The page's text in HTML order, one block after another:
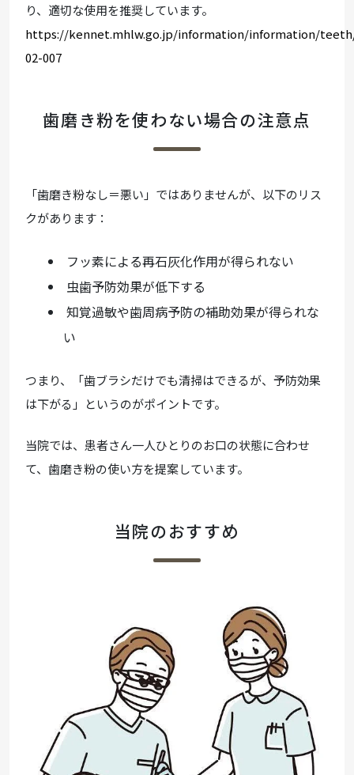
り、適切な使用を推奨しています。
https://kennet.mhlw.go.jp/information/information/
02-007
歯磨き粉を使わない場合の注意点
「歯磨き粉なし＝悪い」ではありませんが、以下のリス
クがあります：
フッ素による再石灰化作用が得られない
虫歯予防効果が低下する
知覚過敏や歯周病予防の補助効果が得られな
い
つまり、「歯ブラシだけでも清掃はできるが、予防効果
は下がる」というのがポイントです。
当院では、患者さん一人ひとりのお口の状態に合わせ
て、歯磨き粉の使い方を提案しています。
当院のおすすめ